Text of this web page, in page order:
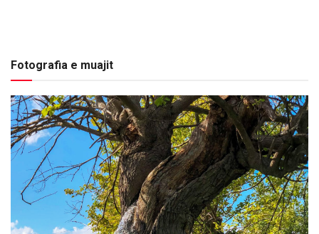
Fotografia e muajit